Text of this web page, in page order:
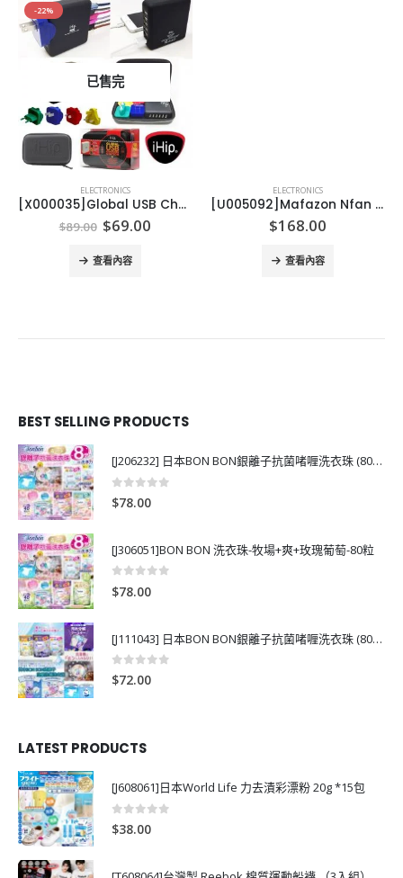
-22%
已售完
ELECTRONICS
[X000035]Global USB Charge Station 插座
$89.00 Original
price
was:
$89.00.
$69.00
查看內容
ELECTRONICS
[U005092]Mafazon Nfan 掛頸風扇
$168.00
查看內容
BEST SELLING PRODUCTS
[J206232] 日本BON BON銀離子抗菌啫喱洗衣珠 (80粒)
0
$78.00
[J306051]BON BON 洗衣珠-牧場+爽+玫瑰葡萄-80粒
0
$78.00
[J111043] 日本BON BON銀離子抗菌啫喱洗衣珠 (80粒)
0out of 5
$72.00
LATEST PRODUCTS
[J608061]日本World Life 力去漬彩漂粉 20g *15包
0
$38.00